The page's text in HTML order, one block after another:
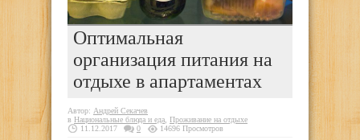
Оптимальная
организация питания на
отдыхе в апартаментах
Автор: Андрей Секачев
в Национальные блюда и еда Проживание на отдыхе
11.12.2017
0 14696 Просмотров